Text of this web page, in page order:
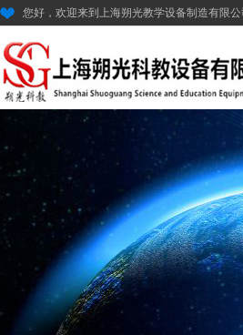
您好，欢迎来到上海朔光教学设备制造有限公